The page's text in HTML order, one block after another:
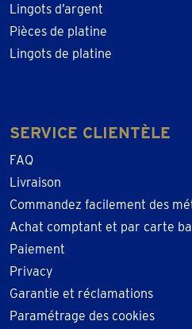
Lingots d’argent
Pièces de platine
Lingots de platine
SERVICE CLIENTÈLE
FAQ
Livraison
Commandez facilement des
Achat comptant et par carte
Paiement
Privacy
Garantie et réclamations
Paramétrage des cookies